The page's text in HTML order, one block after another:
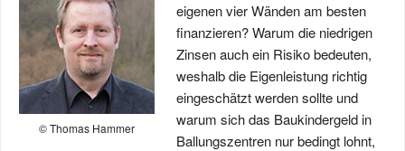
© Thomas Hammer
eigenen vier Wänden am besten
finanzieren? Warum die niedrigen
Zinsen auch ein Risiko bedeuten,
weshalb die Eigenleistung richtig
eingeschätzt werden sollte und
warum sich das Baukindergeld in
Ballungszentren nur bedingt lohnt,